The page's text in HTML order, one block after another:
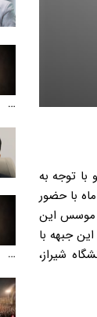
با توجه به
جبهه پایداری انقلاب اسلامی در استان همدان ، مورخه پنجشنبه ۲۶ آبان ماه با حضور
موسس این
این جبهه با
شیراز،
…
…